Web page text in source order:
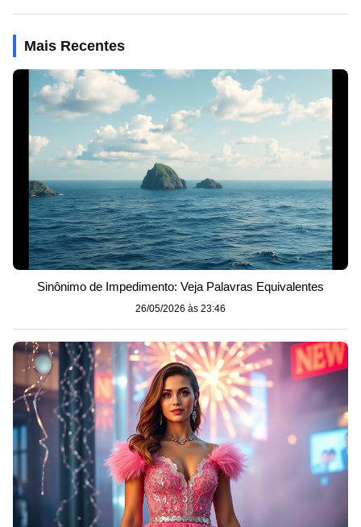
Mais Recentes
Sinônimo de Impedimento: Veja Palavras Equivalentes
26/05/2026 às 23:46